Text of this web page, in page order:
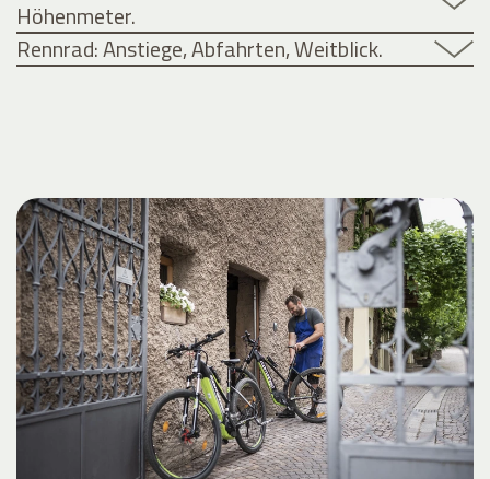
Höhenmeter.
Rennrad: Anstiege, Abfahrten, Weitblick.